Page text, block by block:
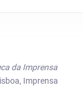
da Imprensa
Imprensa